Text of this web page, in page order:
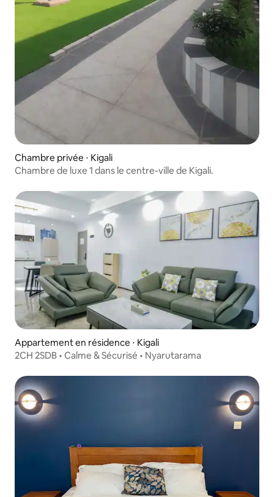
Chambre privée ⋅ Kigali
Chambre de luxe 1 dans le centre-ville de Kigali.
Appartement en résidence ⋅ Kigali
2CH 2SDB • Calme & Sécurisé • Nyarutarama